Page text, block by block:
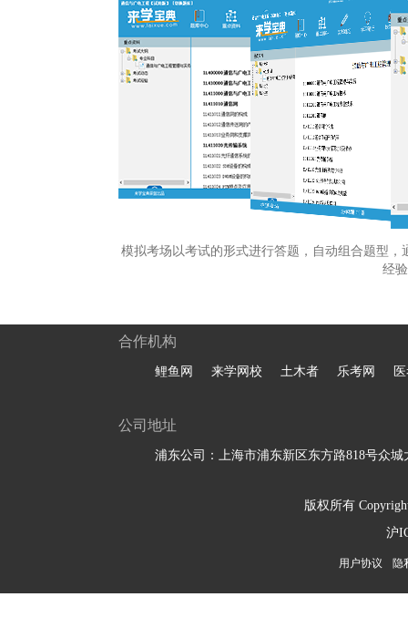
模拟考场以考试的形式进行答题，自动组合题型
经
合作机构
鲤鱼网 来学网校 土木者 乐考网
公司地址
浦东公司：上海市浦东新区东方路818号众城
版权所有
沪
用户协议 隐